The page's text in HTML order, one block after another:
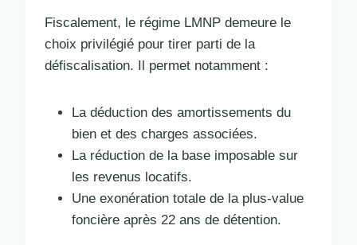
Fiscalement, le régime LMNP demeure le
choix privilégié pour tirer parti de la
défiscalisation. Il permet notamment :
La déduction des amortissements du
bien et des charges associées.
La réduction de la base imposable sur
les revenus locatifs.
Une exonération totale de la plus-value
foncière après 22 ans de détention.